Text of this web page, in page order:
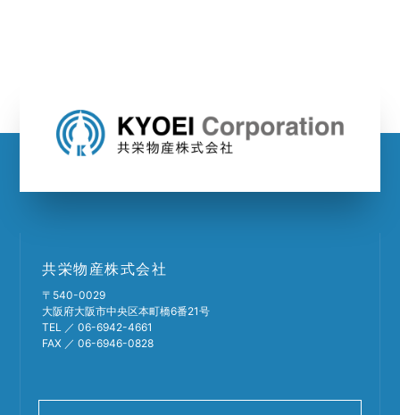
共栄物産株式会社
〒540-0029
大阪府大阪市中央区本町橋6番21号
TEL ／ 06-6942-4661
FAX ／ 06-6946-0828